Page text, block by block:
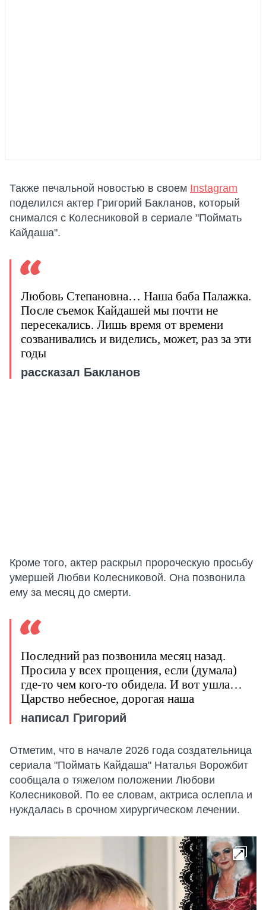
Также печальной новостью в своем Instagram
поделился актер Григорий Бакланов, который
снимался с Колесниковой в сериале "Поймать
Кайдаша".
Любовь Степановна… Наша баба Палажка.
После съемок Кайдашей мы почти не
пересекались. Лишь время от времени
созванивались и виделись, может, раз за эти
годы
рассказал Бакланов
Кроме того, актер раскрыл пророческую просьбу
умершей Любви Колесниковой. Она позвонила
ему за месяц до смерти.
Последний раз позвонила месяц назад.
Просила у всех прощения, если (думала)
где-то чем кого-то обидела. И вот ушла…
Царство небесное, дорогая наша
написал Григорий
Отметим, что в начале 2026 года создательница
сериала "Поймать Кайдаша" Наталья Ворожбит
сообщала о тяжелом положении Любови
Колесниковой. По ее словам, актриса ослепла и
нуждалась в срочном хирургическом лечении.